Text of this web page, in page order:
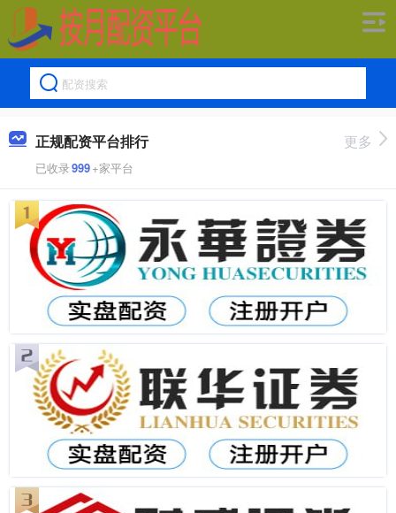
正规配资平台排行
已收录999+家平台
更多